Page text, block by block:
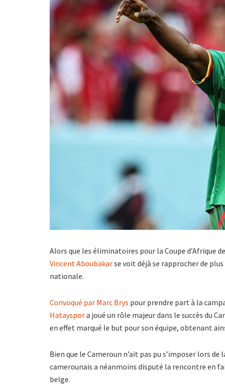
Alors que les éliminatoires pour la Coupe d’Afrique
Vincent Aboubakarse voit déjà se rapprocher de
nationale.
Convoqué par Marc Brys pour prendre part à la
Hatayspora joué un rôle majeur dans le succès du
en effet marqué le but pour son équipe, obtenant
Bien que le Cameroun n’ait pas pu s’imposer lors
camerounais a néanmoins disputé la rencontre en
belge.